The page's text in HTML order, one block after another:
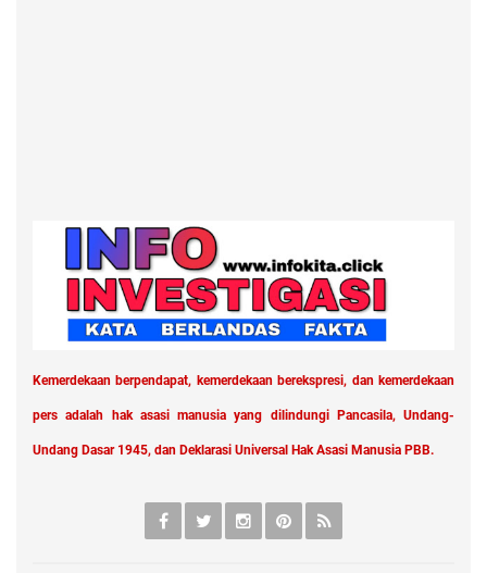
Kemerdekaan berpendapat, kemerdekaan berekspresi, dan kemerdekaan
pers adalah hak asasi manusia yang dilindungi Pancasila, Undang-
Undang Dasar 1945, dan Deklarasi Universal Hak Asasi Manusia PBB.